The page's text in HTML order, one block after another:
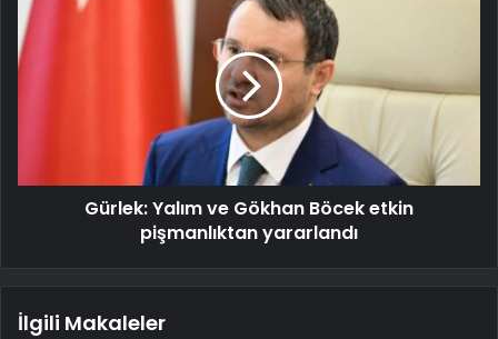
Gürlek: Yalım ve Gökhan Böcek etkin
pişmanlıktan yararlandı
İlgili Makaleler